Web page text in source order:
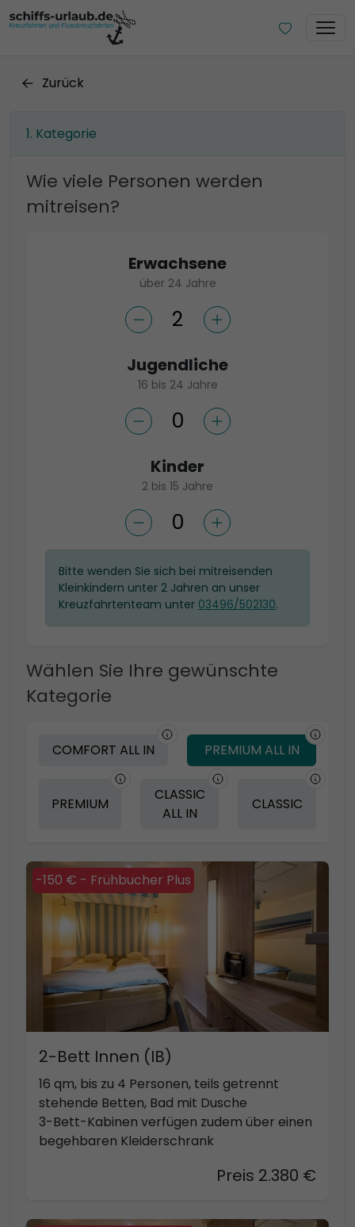
Zurück
Kategorie
Wie viele Personen werden
mitreisen?
Erwachsene
über 24 Jahre
Jugendliche
16 bis 24 Jahre
Kinder
2 bis 15 Jahre
Bitte wenden Sie sich bei mitreisenden
Kleinkindern unter 2 Jahren an unser
Kreuzfahrtenteam unter 03496/502130.
Wählen Sie Ihre gewünschte
Kategorie
COMFORT ALL IN PREMIUM ALL IN
PREMIUM
CLASSIC
ALL IN
CLASSIC
-150 € - Frühbucher Plus
2-Bett Innen (IB)
16 qm, bis zu 4 Personen, teils getrennt
stehende Betten, Bad mit Dusche
3-Bett-Kabinen verfügen zudem über einen
begehbaren Kleiderschrank
Preis 2.380 €